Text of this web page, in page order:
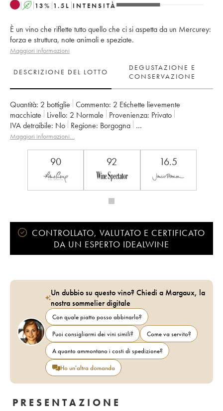
A 13% 1.5 L INTENSITÀ
È un vino che riflette tutto quello che ci si aspetta da un Mercurey:
forza e struttura, note animali e speziate.
Maggiori informazioni
DESCRIZIONE DEL LOTTO
DEGUSTAZIONE E
CONSERVAZIONE
Quantità: 2 bottiglie Commento: 2 Etichette lievemente
macchiate
Livello: 2 Normale Provenienza:
privato
IVA detraibile:
no Regione:
Borgogna
Denominazione:
Mercurey
Maggiori informazioni…
90 92 16.5
CONTROLLATO, VALUTATO E CERTIFICATO
DA UN ESPERTO IDEALWINE
Un dubbio su questo vino? Chiedi a Margaux, la
nostra sommelier digitale
Con quale piatto posso abbinarlo?
Puoi consigliarmi dei vini simili?
Come va servito?
A quanto ammontano i costi di spedizione?
Ho un'altra domanda
PRESENTAZIONE